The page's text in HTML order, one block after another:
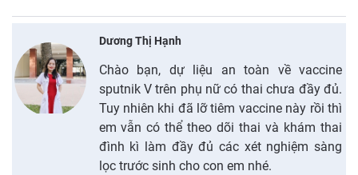
Dương Thị Hạnh
Chào bạn, dự liệu an toàn về vaccine
sputnik V trên phụ nữ có thai chưa đầy đủ.
Tuy nhiên khi đã lỡ tiêm vaccine này rồi thì
em vẫn có thể theo dõi thai và khám thai
đình kì làm đầy đủ các xét nghiệm sàng
lọc trước sinh cho con em nhé.